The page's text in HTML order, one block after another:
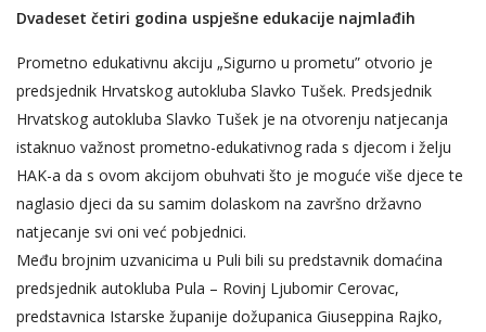
Dvadeset četiri godina uspješne edukacije najmlađih
Prometno edukativnu akciju „Sigurno u prometu” otvorio je
predsjednik Hrvatskog autokluba Slavko Tušek. Predsjednik
Hrvatskog autokluba Slavko Tušek je na otvorenju natjecanja
istaknuo važnost prometno-edukativnog rada s djecom i želju
HAK-a da s ovom akcijom obuhvati što je moguće više djece te
naglasio djeci da su samim dolaskom na završno državno
natjecanje svi oni već pobjednici.
Među brojnim uzvanicima u Puli bili su predstavnik domaćina
predsjednik autokluba Pula – Rovinj Ljubomir Cerovac,
predstavnica Istarske županije dožupanica Giuseppina Rajko,